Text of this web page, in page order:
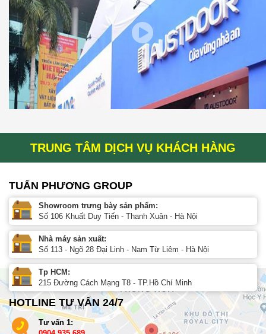
TRUNG TÂM DỊCH VỤ KHÁCH HÀNG
TUẤN PHƯƠNG GROUP
Showroom trưng bày sản phẩm:
Số 106 Khuất Duy Tiến - Thanh Xuân - Hà Nội
Nhà máy sản xuất:
Số 113 - Ngõ 28 Đại Linh - Nam Từ Liêm - Hà Nội
Tp HCM:
215 Đường Cách Mạng T8 - TP.Hồ Chí Minh
HOTLINE TƯ VẤN 24/7
Tư vấn 1: